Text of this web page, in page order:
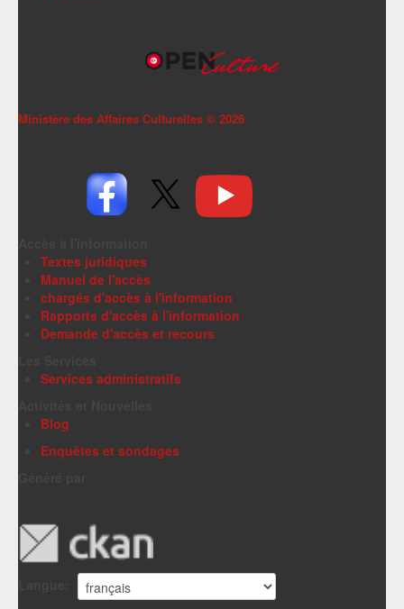
Ministère des Affaires Culturelles © 2026
Textes juridiques
Manuel de l'accès
chargés d'accès à l'information
Rapports d'accès à l'information
Demande d'accès et recours
Services administratifs
Blog
Enquêtes et sondages